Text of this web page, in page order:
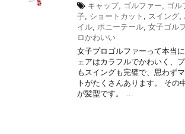
キャップ, ゴルファー ゴル
子 ショートカット スイング
イル ポニーテール 女子ゴル
ロかわいい
女子プロゴルファーって本当
ェアはカラフルでかわいく、
もスイングも完璧で、思わず
トがたくさんあります。 その
が髪型です。 …